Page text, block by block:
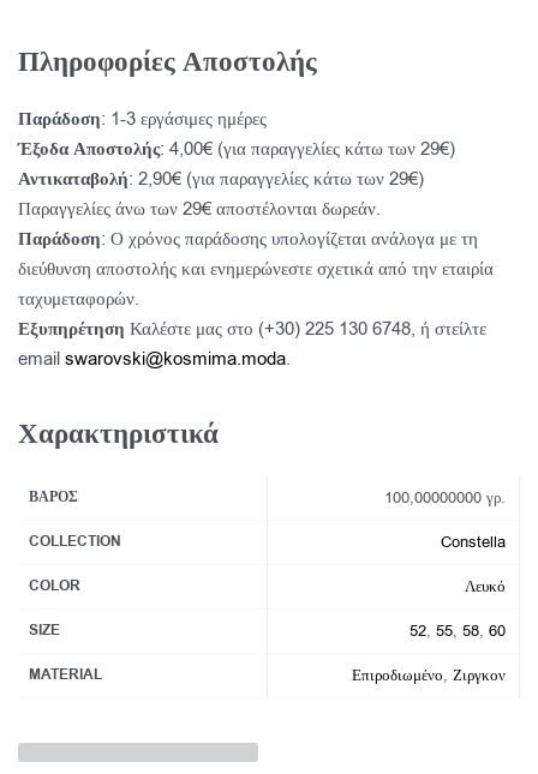
Πληροφορίες Αποστολής
Παράδοση: 1-3 εργάσιμες ημέρες
Έξοδα Αποστολής: 4,00€ (για παραγγελίες κάτω των 29€)
Αντικαταβολή: 2,90€ (για παραγγελίες κάτω των 29€)
Παραγγελίες άνω των 29€ αποστέλονται δωρεάν.
Παράδοση: Ο χρόνος παράδοσης υπολογίζεται ανάλογα με τη
διεύθυνση αποστολής και ενημερώνεστε σχετικά από την εταιρία
ταχυμεταφορών.
Εξυπηρέτηση Καλέστε μας στο (+30) 225 130 6748, ή στείλτε
email swarovski@kosmima.moda.
Χαρακτηριστικά
ΒΆΡΟΣ 100,00000000 γρ.
COLLECTION Constella
COLOR Λευκό
SIZE 52, 55, 58, 60
MATERIAL Επιροδιωμένο, Ζιργκον